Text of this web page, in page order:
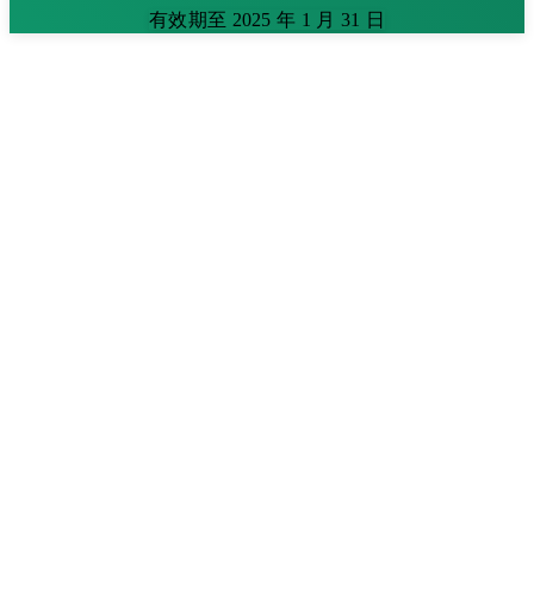
有效期至 2025 年 1 月 31 日